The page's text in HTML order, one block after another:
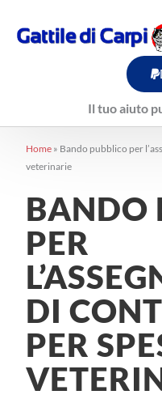
contenuto
Il tuo aiuto
Home » Bando pubblico per
veterinarie
BANDO
PER
DI
PER